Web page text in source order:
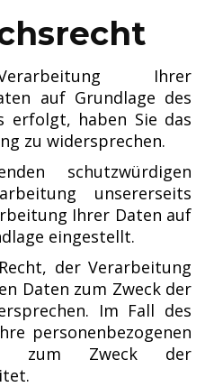
Ihrer
auf Grundlage des
erfolgt, haben Sie das
zu widersprechen.
schutzwürdigen
unsererseits
Ihrer Daten auf
eingestellt.
der Verarbeitung
Daten zum Zweck der
Im Fall des
personenbezogenen
zum Zweck der